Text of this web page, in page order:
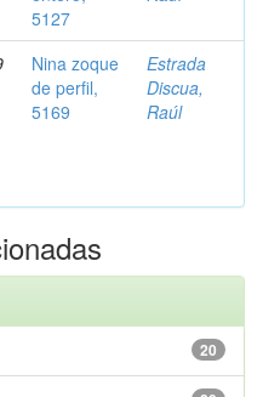
5127
Nina zoque
de perfil,
5169
Estrada
Discua,
Raúl
20